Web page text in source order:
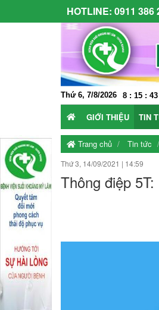
HOTLINE: 0911 386
Thứ 6, 7/8/2026 8 : 15 : 44
KHÁM CHỮA BỆNH TRONG
GIỚI THIỆU TIN
Trang chủ Tin tức
Thứ 3, 14/09/2021 | 14:59
Thông điệp